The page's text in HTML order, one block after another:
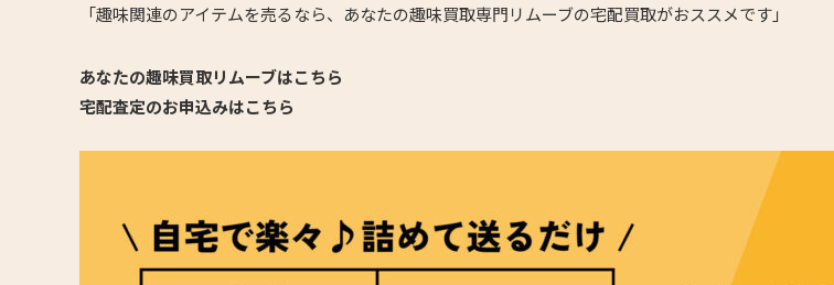
「趣味関連のアイテムを売るなら、あなたの趣味買取専門リムーブの宅配買取がおススメです」
あなたの趣味買取リムーブはこちら
宅配査定のお申込みはこちら